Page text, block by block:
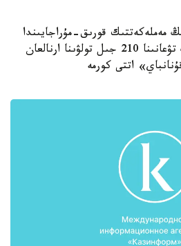
مەملەكەتتىك قورىق-مۇراجايىندا
قۇنانباي وسكەنباي ۇلىنىڭ تۋعانىنا 210 جىل تولۋىنا ارنالعان
اتتى كورمە